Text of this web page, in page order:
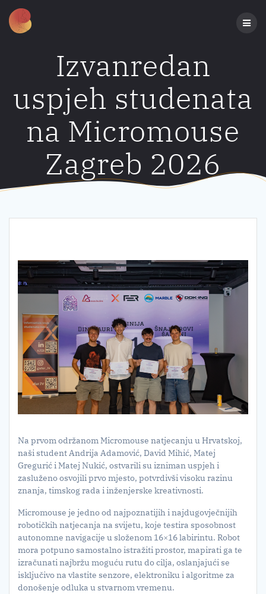
Izvanredan
uspjeh studenata
na Micromouse
Zagreb 2026
Na prvom održanom Micromouse natjecanju u Hrvatskoj,
naši student Andrija Adamović, David Mihić, Matej
Gregurić i Matej Nukić, ostvarili su izniman uspjeh i
zasluženo osvojili prvo mjesto, potvrdivši visoku razinu
znanja, timskog rada i inženjerske kreativnosti.
Micromouse je jedno od najpoznatijih i najdugovječnijih
robotičkih natjecanja na svijetu, koje testira sposobnost
autonomne navigacije u složenom 16×16 labirintu. Robot
mora potpuno samostalno istražiti prostor, mapirati ga te
izračunati najbržu moguću rutu do cilja, oslanjajući se
isključivo na vlastite senzore, elektroniku i algoritme za
donošenje odluka u stvarnom vremenu.